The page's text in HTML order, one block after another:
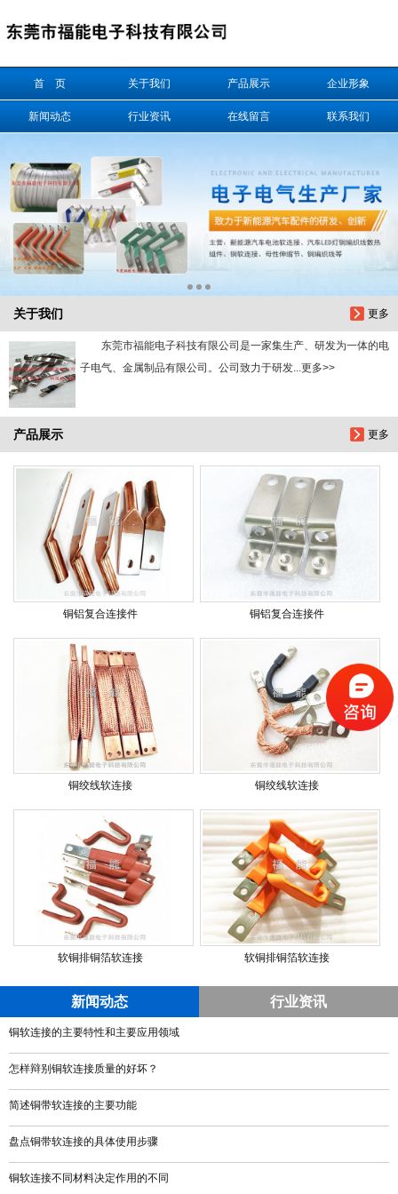
首 页 关于我们 产品展示 企业形象
新闻动态 行业资讯 在线留言 联系我们
更多
关于我们
东莞市福能电子科技有限公司是一家集生产、研发为一体的电
子电气、金属制品有限公司。公司致力于研发...更多>>
更多
产品展示
铜铝复合连接件 铜铝复合连接件
铜绞线软连接 铜绞线软连接
软铜排铜箔软连接 软铜排铜箔软连接
新闻动态 行业资讯
铜软连接的主要特性和主要应用领域
怎样辩别铜软连接质量的好坏？
简述铜带软连接的主要功能
盘点铜带软连接的具体使用步骤
铜软连接不同材料决定作用的不同